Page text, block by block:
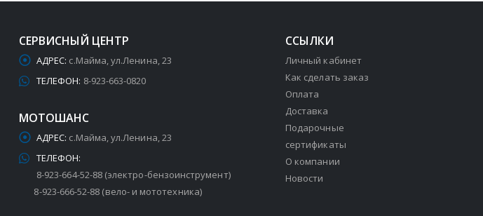
СЕРВИСНЫЙ ЦЕНТР
АДРЕС: с.Майма, ул.Ленина, 23
ТЕЛЕФОН: 8-923-663-0820
МОТОШАНС
АДРЕС: с.Майма, ул.Ленина, 23
ТЕЛЕФОН:
8-923-664-52-88 (электро-бензоинструмент)
8-923-666-52-88 (вело- и мототехника)
ССЫЛКИ
Личный кабинет
Как сделать заказ
Оплата
Доставка
Подарочные
сертификаты
О компании
Новости